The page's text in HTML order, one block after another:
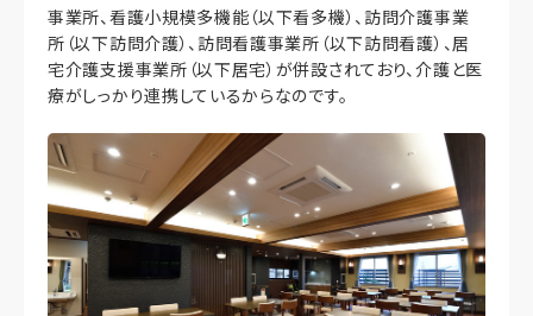
事業所、看護小規模多機能（以下看多機）、訪問介護事業
所（以下訪問介護）、訪問看護事業所（以下訪問看護）、居
宅介護支援事業所（以下居宅）が併設されており、介護と医
療がしっかり連携しているからなのです。